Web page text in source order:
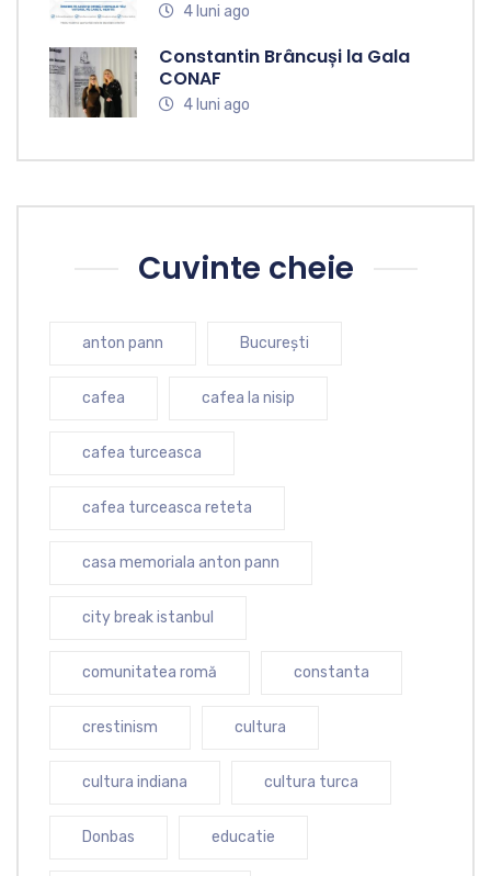
4 luni ago
Constantin Brâncuși la Gala
CONAF
4 luni ago
Cuvinte cheie
anton pann București
cafea cafea la nisip
cafea turceasca
cafea turceasca reteta
casa memoriala anton pann
city break istanbul
comunitatea romă constanta
crestinism cultura
cultura indiana cultura turca
Donbas educatie